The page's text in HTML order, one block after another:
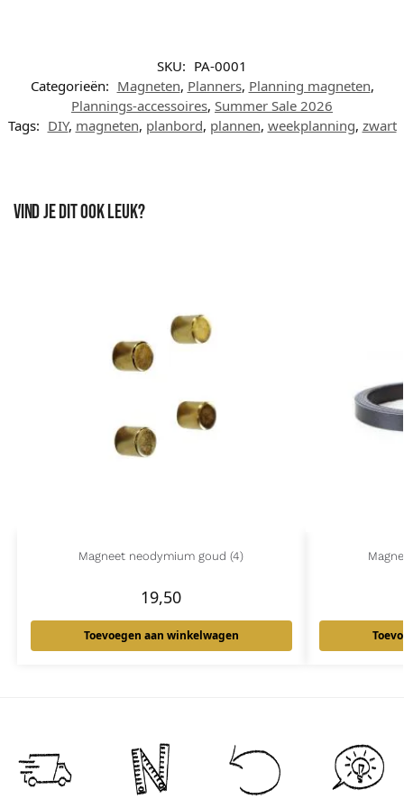
SKU: PA-0001
Categorieën: Magneten, Planners, Planning magneten,
Plannings-accessoires, Summer Sale 2026
Tags: DIY, magneten, planbord, plannen, weekplanning, zwart
Vind je dit ook leuk?
Magneet neodymium goud (4)
19,50
Toevoegen aan winkelwagen